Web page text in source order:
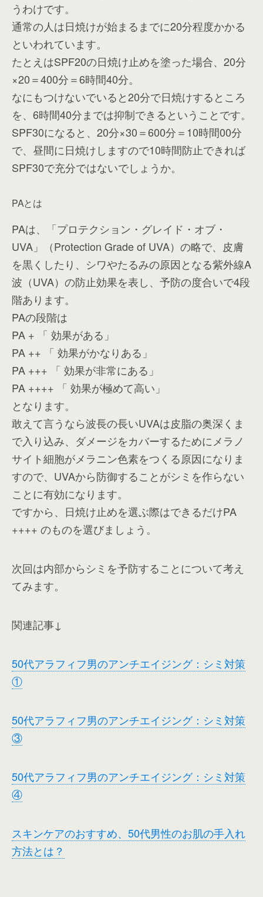
うわけです。
通常の人は日焼けが始まるまでに20分程度かかる
といわれています。
たとえはSPF20の日焼け止めを塗った場合、20分
×20＝400分＝6時間40分。
なにもつけないでいると20分で日焼けするところ
を、6時間40分までは抑制できるということです。
SPF30になると、20分×30＝600分＝10時間00分
で、昼間に日焼けしますので10時間防止できれば
SPF30で充分ではないでしょうか。
PAとは
PAは、「プロテクション・グレイド・オブ・
UVA」（Protection Grade of UVA）の略で、皮膚
を黒くしたり、シワやたるみの原因となる紫外線A
波（UVA）の防止効果を表し、予防の度合いで4段
階あります。
PAの段階は
PA + 「 効果がある」
PA ++ 「 効果がかなりある」
PA +++ 「 効果が非常にある」
PA ++++ 「 効果が極めて高い」
となります。
敢えて言うなら波長の長いUVAは皮脂の奥深くま
で入り込み、ダメージをカバーするためにメラノ
サイト細胞がメラニン色素をつくる原因になりま
すので、UVAから防御することがシミを作らない
ことに有効になります。
ですから、日焼け止めを選ぶ際はできるだけPA
++++ のものを選びましょう。
次回は内部からシミを予防することについて考え
てみます。
関連記事↓
50代アラフィフ男のアンチエイジング：シミ対策
①
50代アラフィフ男のアンチエイジング：シミ対策
③
50代アラフィフ男のアンチエイジング：シミ対策
④
スキンケアのおすすめ、50代男性のお肌の手入れ
方法とは？